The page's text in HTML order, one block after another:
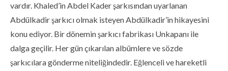
vardır. Khaled’in Abdel Kader şarkısından uyarlanan
Abdülkadir şarkıcı olmak isteyen Abdülkadir’in hikayesini
konu ediyor. Bir dönemin şarkıcı fabrikası Unkapanı ile
dalga geçilir. Her gün çıkarılan albümlere ve sözde
şarkıcılara gönderme niteliğindedir. Eğlenceli ve hareketli